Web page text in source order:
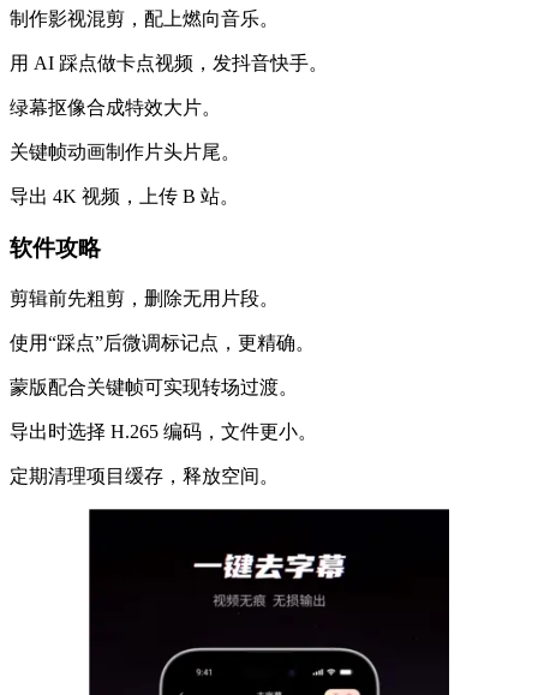
制作影视混剪，配上燃向音乐。
用 AI 踩点做卡点视频，发抖音快手。
绿幕抠像合成特效大片。
关键帧动画制作片头片尾。
导出 4K 视频，上传 B 站。
软件攻略
剪辑前先粗剪，删除无用片段。
使用“踩点”后微调标记点，更精确。
蒙版配合关键帧可实现转场过渡。
导出时选择 H.265 编码，文件更小。
定期清理项目缓存，释放空间。